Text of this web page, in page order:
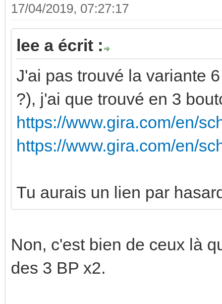
17/04/2019, 07:27:17
lee a écrit :
J'ai pas trouvé la variante
?), j'ai que trouvé en 3
https://www.gira.com/en/
https://www.gira.com/en/
Tu aurais un lien par
Non, c'est bien de ceux là
des 3 BP x2.